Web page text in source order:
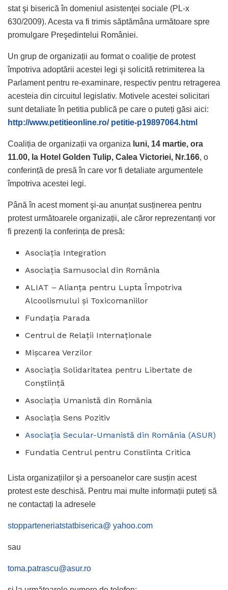
stat şi biserică în domeniul asistenţei sociale (PL-x
630/2009). Acesta va fi trimis săptămâna următoare spre
promulgare Preşedintelui României.
Un grup de organizații au format o coaliție de protest
împotriva adoptării acestei legi şi solicită retrimiterea la
Parlament pentru re-examinare, respectiv pentru retragerea
acesteia din circuitul legislativ. Motivele acestei solicitari
sunt detaliate în petitia publică pe care o puteți găsi aici:
http://www.petitieonline.ro/ petitie-p19897064.html
Coaliția de organizații va organiza luni, 14 martie, ora
11.00, la Hotel Golden Tulip, Calea Victoriei, Nr.166, o
conferință de presă în care vor fi detaliate argumentele
împotriva acestei legi.
Până în acest moment şi-au anunțat susținerea pentru
protest următoarele organizații, ale căror reprezentanți vor
fi prezenți la conferința de presă:
Asociația Integration
Asociația Samusocial din România
ALIAT – Alianța pentru Lupta Împotriva
Alcoolismului şi Toxicomaniilor
Fundația Parada
Centrul de Relații Internaționale
Mişcarea Verzilor
Asociația Solidaritatea pentru Libertate de
Conştiință
Asociația Umanistă din România
Asociația Sens Pozitiv
Asociația Secular-Umanistă din România (ASUR)
Fundatia Centrul pentru Constiinta Critica
Lista organizațiilor şi a persoanelor care susțin acest
protest este deschisă. Pentru mai multe informații puteți să
ne contactați la adresele
stopparteneriatstatbiserica@ yahoo.com
sau
toma.patrascu@asur.ro